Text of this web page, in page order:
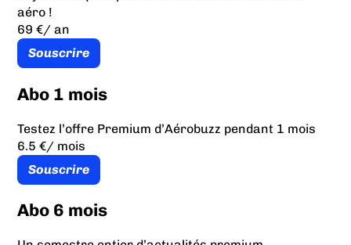
aéro !
69 €/ an
Souscrire
Abo 1 mois
Testez l’offre Premium d’Aérobuzz pendant 1 mois
6.5 €/ mois
Souscrire
Abo 6 mois